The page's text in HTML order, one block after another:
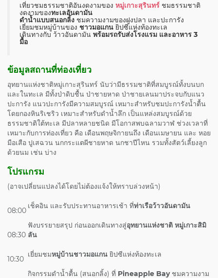
เที่ยวชมธรรมชาติอันงดงามของ หมู่เกาะสุรินทร์ ชมธรรมชาติ
งดงามของทะเลอันดามัน
ดำน้ำแบบสนอกลิ้ง ชมความงามของฝูงปลา และปะการัง
เยี่ยมชมหมู่บ้านของ ชาวมอแกน ยิปซีแห่งท้องทะเล
เดินทางกับ ว้าวอันดามัน พร้อมรถรับส่งโรงแรม และอาหาร 3
มื้อ
ข้อมูลสถานที่ท่องเที่ยว
อุทยานแห่งชาติหมู่เกาะสุรินทร์ นับว่ามีธรรมชาติที่สมบูรณ์ทั้งบนบก
และในทะเล มีทั้งป่าดิบชื้น ป่าชายหาด ป่าชายเลนมาประจบกับแนว
ปะการัง แนวปะการังมีความสมบูรณ์ เหมาะสำหรับชมปะการังน้ำตื้น
โดยกองหินริเชริว เหมาะสำหรับดำน้ำลึก เป็นแหล่งสมบูรณ์ด้วย
ธรรมชาติใต้ทะเล มีปลาหลายชนิด มีโอกาสพบฉลามวาฬ ช่วงเวลาที่
เหมาะกับการท่องเที่ยว คือ เดือนพฤษจิกายนถึง เดือนเมษายน และ หอย
มือเสือ ปูเสฉวน นกกระแตผีชายหาด นกชาปีไหน รวมทั้งสัตว์เลี้ยงลูก
ด้วยนม เช่น บ่าง
โปรแกรม
(อาจเปลี่ยนแปลงได้โดยไม่ต้องแจ้งให้ทราบล่วงหน้า)
08:00
เช็คอิน และรับประทานอาหารเช้า ที่ท่าเรือว้าวอันดามัน
08:30
ฟังบรรยายสรุป ก่อนออกเดินทางสู่อุทยานแห่งชาติ หมู่เกาะสิมิ
ลัน
10:30
เยี่ยมชมหมู่บ้านชาวมอแกน ยิปซีแห่งท้องทะเล
กิจกรรมดำน้ำตื้น (สนอกลิ้ง) ที่ Pineapple Bay ชมความงาม